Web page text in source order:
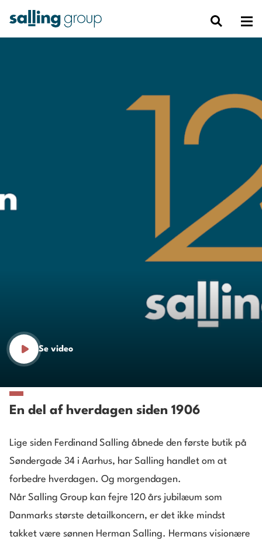
Se video
En del af hverdagen siden 1906
Lige siden Ferdinand Salling åbnede den første butik på
Søndergade 34 i Aarhus, har Salling handlet om at
forbedre hverdagen. Og morgendagen.
Når Salling Group kan fejre 120 års jubilæum som
Danmarks største detailkoncern, er det ikke mindst
takket være sønnen Herman Salling. Hermans visionære